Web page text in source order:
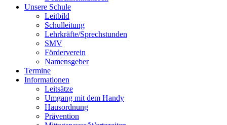
Unsere Schule
Leitbild
Schulleitung
Lehrkräfte/Sprechstunden
SMV
Förderverein
Namensgeber
Termine
Informationen
Leitsätze
Umgang mit dem Handy
Hausordnung
Prävention